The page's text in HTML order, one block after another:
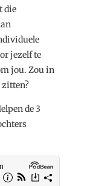
die
jezelf te
jou. Zou in
de 3